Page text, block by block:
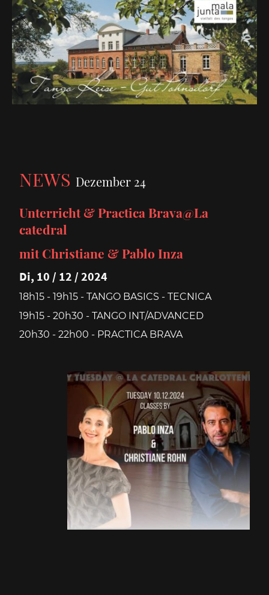
NEWS Dezember 24
Unterricht & Practica Brava@La
catedral
mit Christiane & Pablo Inza
Di, 10 / 12 / 2024
18h15 - 19h15 - TANGO BASICS - TECNICA
19h15 - 20h30 - TANGO INT/ADVANCED
20h30 - 22h00 - PRACTICA BRAVA